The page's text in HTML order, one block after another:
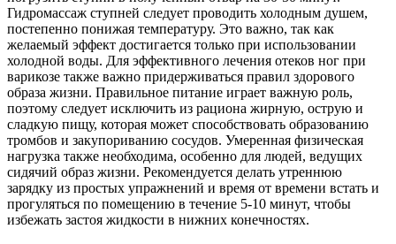
Гидромассаж ступней следует проводить холодным душем,
постепенно понижая температуру. Это важно, так как
желаемый эффект достигается только при использовании
холодной воды. Для эффективного лечения отеков ног при
варикозе также важно придерживаться правил здорового
образа жизни. Правильное питание играет важную роль,
поэтому следует исключить из рациона жирную, острую и
сладкую пищу, которая может способствовать образованию
тромбов и закупориванию сосудов. Умеренная физическая
нагрузка также необходима, особенно для людей, ведущих
сидячий образ жизни. Рекомендуется делать утреннюю
зарядку из простых упражнений и время от времени встать и
прогуляться по помещению в течение 5-10 минут, чтобы
избежать застоя жидкости в нижних конечностях.